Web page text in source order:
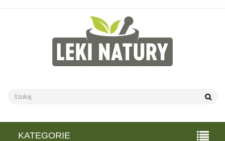
KATEGORIE